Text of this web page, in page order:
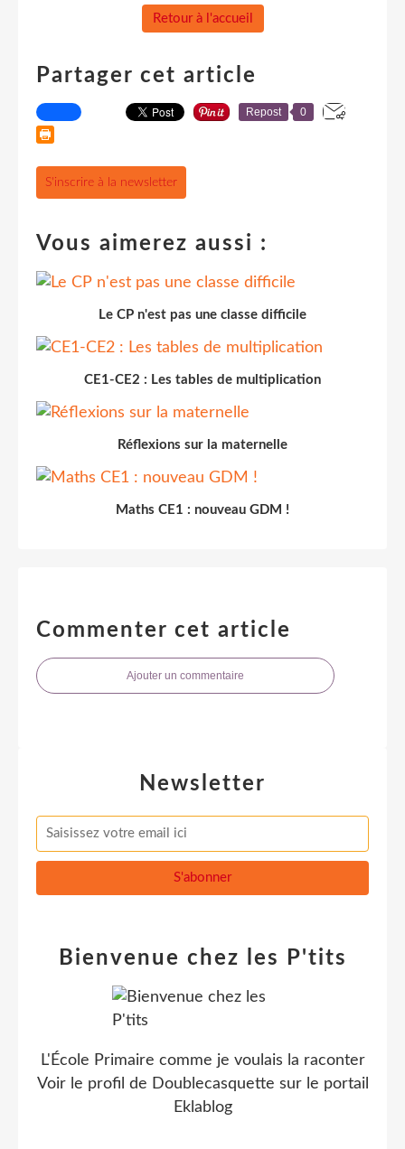
Retour à l'accueil
Partager cet article
Repost 0
S'inscrire à la newsletter
Vous aimerez aussi :
Le CP n'est pas une classe difficile
CE1-CE2 : Les tables de multiplication
Réflexions sur la maternelle
Maths CE1 : nouveau GDM !
Commenter cet article
Ajouter un commentaire
Newsletter
Bienvenue chez les P'tits
L'École Primaire comme je voulais la raconter
Voir le profil de Doublecasquette sur le portail
Eklablog